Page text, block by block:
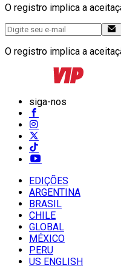
O registro implica a
O registro implica a
siga-nos
EDIÇÕES
ARGENTINA
BRASIL
CHILE
GLOBAL
MÉXICO
PERU
US ENGLISH